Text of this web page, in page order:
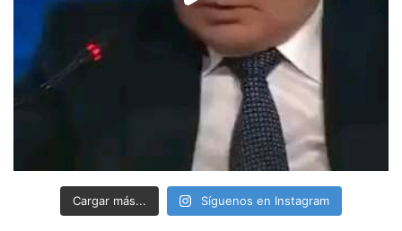
Cargar más... Síguenos en Instagram